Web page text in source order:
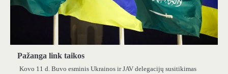
Pažanga link taikos
Kovo 11 d. Buvo esminis Ukrainos ir JAV delegacijų susitikimas